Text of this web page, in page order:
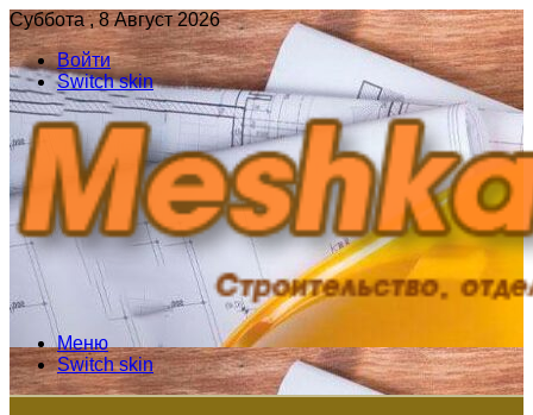
Суббота , 8 Август 2026
Войти
Switch skin
Меню
Switch skin